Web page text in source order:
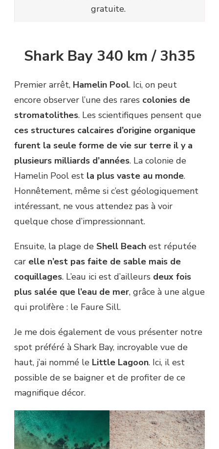
gratuite.
Shark Bay 340 km / 3h35
Premier arrêt, Hamelin Pool. Ici, on peut
encore observer l’une des rares colonies de
stromatolithes. Les scientifiques pensent que
ces structures calcaires d’origine organique
furent la seule forme de vie sur terre il y a
plusieurs milliards d’années. La colonie de
Hamelin Pool est la plus vaste au monde.
Honnêtement, même si c’est géologiquement
intéressant, ne vous attendez pas à voir
quelque chose d’impressionnant.
Ensuite, la plage de Shell Beach est réputée
car elle n’est pas faite de sable mais de
coquillages. L’eau ici est d’ailleurs deux fois
plus salée que l’eau de mer, grâce à une algue
qui prolifère : le Faure Sill.
Je me dois également de vous présenter notre
spot préféré à Shark Bay, incroyable vue de
haut, j’ai nommé le Little Lagoon. Ici, il est
possible de se baigner et de profiter de ce
magnifique décor.